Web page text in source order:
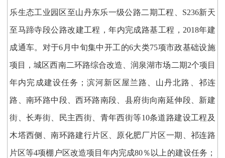
乐生态工业园区至山丹东乐一级公路二期工程、S236新天
至马蹄寺段公路改建工程，年内完成路基工程，2018年建
成通车。对于6月中旬集中开工的6大类75项市政基础设施
项目，城区西南二环路综合改造、润泉湖市场二期2个项目
年内完成建设任务；滨河新区屋兰路、山丹北路、祁连
路、南环路中段、西环路南段、县府街向南延伸段、新建
街、长寿街、民主西街、青年西街等10条道路建设工程及
木塔西侧、南环路建行片区、原化肥厂片区一期、祁连路
片区等4项棚户区改造项目年内完成80％以上的建设任务；